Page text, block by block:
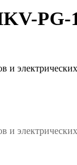
PG-
и
и